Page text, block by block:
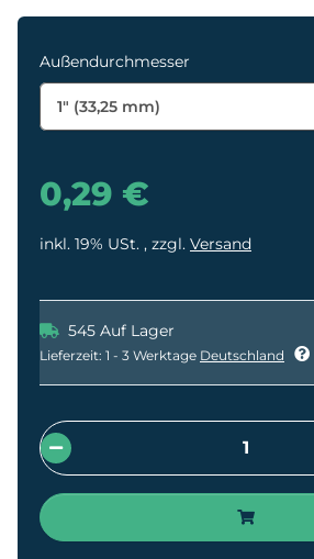
Außendurchmesser
1" (33,25 mm)
0,29 €
inkl. 19% USt. , zzgl. Versand
545 Auf Lager
Lieferzeit: 1 - 3 Werktage Deutschland